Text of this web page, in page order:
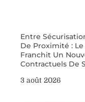
Entre
De Proximité :
Franchit Un
Contractuels De
3 août 2026